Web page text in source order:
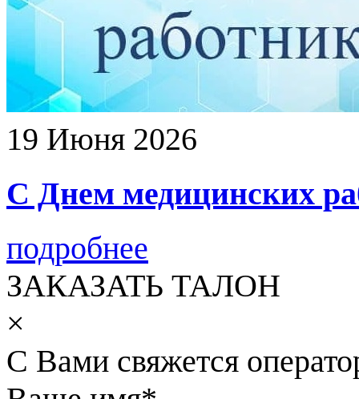
19 Июня 2026
С Днем медицинских
подробнее
ЗАКАЗАТЬ ТАЛОН
×
С Вами свяжется